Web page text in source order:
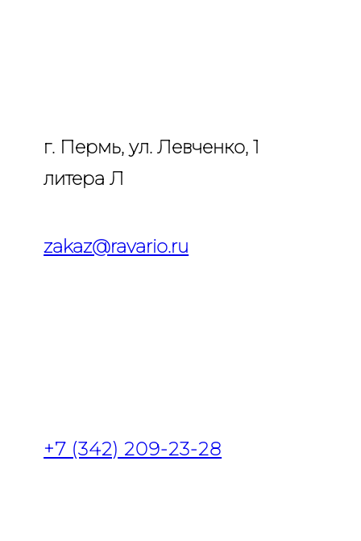
г. Пермь, ул. Левченко, 1
литера Л
zakaz@ravario.ru
+7 (342) 209-23-28